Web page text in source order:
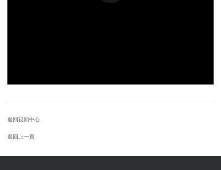
返回視頻中心
返回上一頁